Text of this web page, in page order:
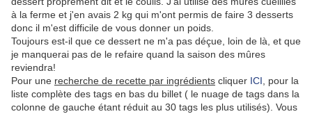
à la ferme et j'en avais 2 kg qui m'ont permis de faire 3 desserts
donc il m'est difficile de vous donner un poids.
Toujours est-il que ce dessert ne m'a pas déçue, loin de là, et que
je manquerai pas de le refaire quand la saison des mûres
reviendra!
Pour une recherche de recette par ingrédients cliquer ICI , pour la
liste complète des tags en bas du billet ( le nuage de tags dans la
colonne de gauche étant réduit au 30 tags les plus utilisés). Vous